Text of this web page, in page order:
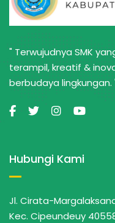
" Terwujudnya SMK
terampil, kreatif &
berbudaya lingkungan.
Hubungi Kami
Jl. Cirata-Margalaksana
Kec. Cipeundeuy